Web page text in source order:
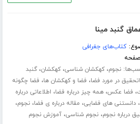
گنبد مینا
کتاب‌های جغرافی
نجوم،کهکشان شناسی،کهکشان،گنبد
در مورد فضا، فضا و کهکشان ها، فضا چگونه
، فضا عکس،همه چیز درباره فضا، اطلاعاتی درباره
،دانستنی های فضایی، مقاله درباره ی فضا،نجوم،
درباره نجوم،نجوم شناسی،آموزش نجوم